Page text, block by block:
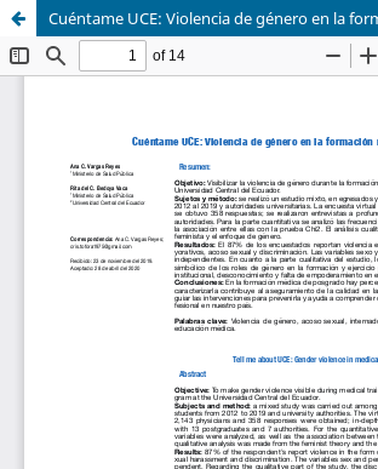
Cuéntame UCE: Violencia de género en la